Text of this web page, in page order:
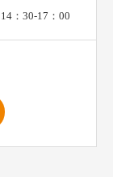
：30-17：00